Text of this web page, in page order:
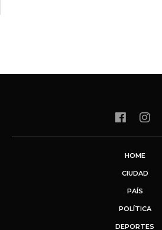
HOME
CIUDAD
PAÍS
POLÍTICA
DEPORTES